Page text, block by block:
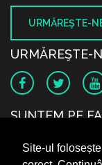
Site-ul
URMĂREŞTE-
URMĂREŞTE-
SUNTEM PE